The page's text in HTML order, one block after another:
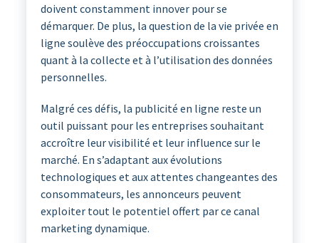
doivent constamment innover pour se
démarquer. De plus, la question de la vie privée en
ligne soulève des préoccupations croissantes
quant à la collecte et à l’utilisation des données
personnelles.
Malgré ces défis, la publicité en ligne reste un
outil puissant pour les entreprises souhaitant
accroître leur visibilité et leur influence sur le
marché. En s’adaptant aux évolutions
technologiques et aux attentes changeantes des
consommateurs, les annonceurs peuvent
exploiter tout le potentiel offert par ce canal
marketing dynamique.